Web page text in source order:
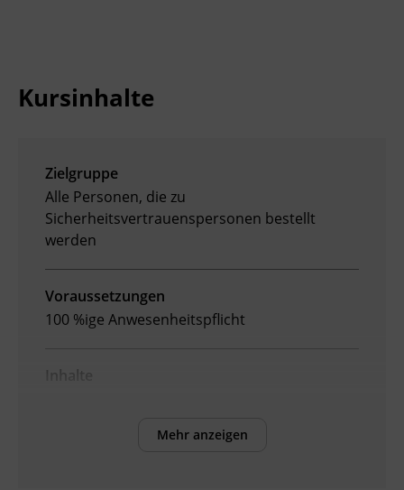
Kursinhalte
Zielgruppe
Alle Personen, die zu
Sicherheitsvertrauenspersonen bestellt
werden
Voraussetzungen
100 %ige Anwesenheitspflicht
Inhalte
Mehr anzeigen